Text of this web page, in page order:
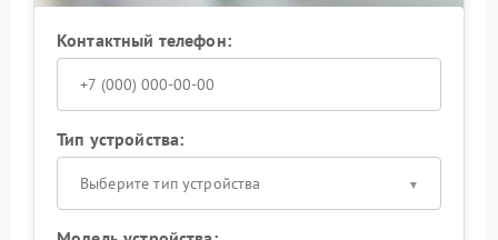
Контактный телефон:
Тип устройства:
Выберите тип устройства